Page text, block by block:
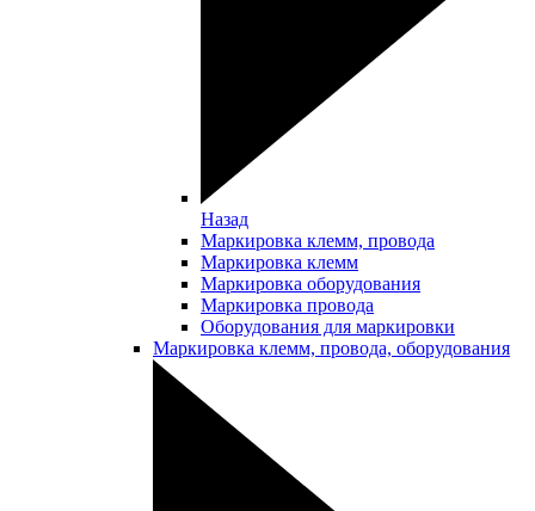
Назад
Маркировка клемм, провода
Маркировка клемм
Маркировка оборудования
Маркировка провода
Оборудования для маркировки
Маркировка клемм, провода, оборудования